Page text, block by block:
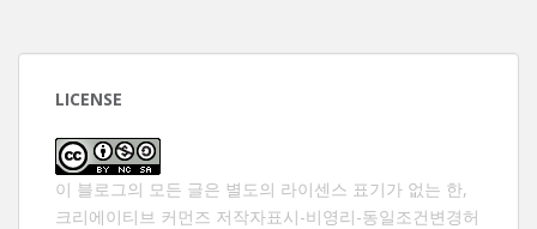
LICENSE
이 블로그의 모든 글은 별도의 라이센스 표기가 없는 한,
크리에이티브 커먼즈 저작자표시-비영리-동일조건변경허